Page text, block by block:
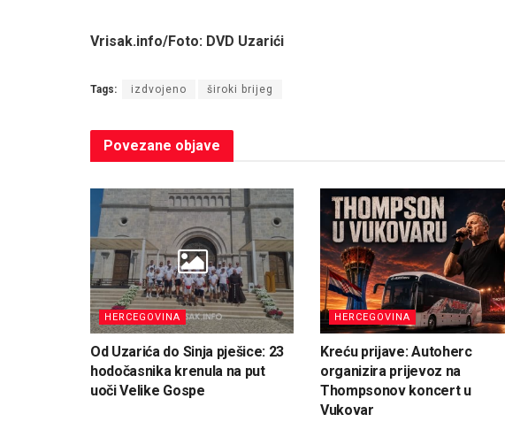
Vrisak.info/Foto: DVD Uzarići
Tags: izdvojeno široki brijeg
Povezane objave
HERCEGOVINA
Od Uzarića do Sinja pješice: 23
hodočasnika krenula na put
uoči Velike Gospe
HERCEGOVINA
Kreću prijave: Autoherc
organizira prijevoz na
Thompsonov koncert u
Vukovar